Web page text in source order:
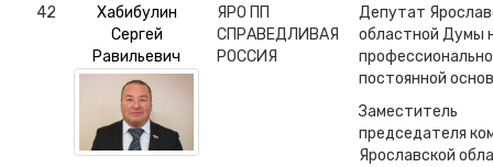
42
Хабибулин
Сергей
Равильевич
ЯРО ПП
СПРАВЕДЛИВАЯ
РОССИЯ
Депутат
областной Думы
постоянной
Заместитель
председателя
Ярославской